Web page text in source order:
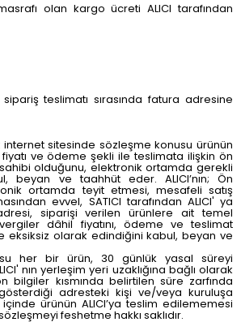
olan kargo ücreti ALICI tarafından
teslimatı sırasında fatura adresine
internet sitesinde sözleşme konusu ürünün
ve ödeme şekli ile teslimata ilişkin ön
olduğunu, elektronik ortamda gerekli
beyan ve taahhüt eder. ALICI’nın; Ön
ortamda teyit etmesi, mesafeli satış
evvel, SATICI tarafından ALICI' ya
siparişi verilen ürünlere ait temel
dâhil fiyatını, ödeme ve teslimat
eksiksiz olarak edindiğini kabul, beyan ve
her bir ürün, 30 günlük yasal süreyi
nın yerleşim yeri uzaklığına bağlı olarak
bilgiler kısmında belirtilen süre zarfında
gösterdiği adresteki kişi ve/veya kuruluşa
ürünün ALICI’ya teslim edilememesi
feshetme hakkı saklıdır.